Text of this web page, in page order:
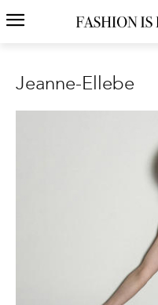
Jeanne-Ellebe